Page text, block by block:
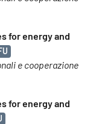
for energy and
e cooperazione
for energy and